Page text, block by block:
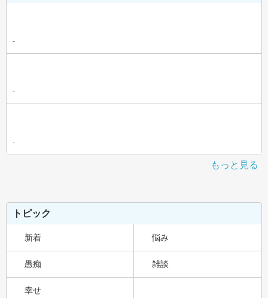
-
-
-
もっと見る
トピック
新着 悩み
愚痴 雑談
幸せ